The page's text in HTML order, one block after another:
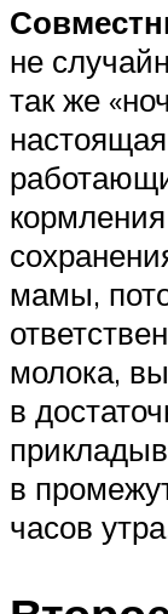
не
так же
мамы,
молока,
в
в
часов